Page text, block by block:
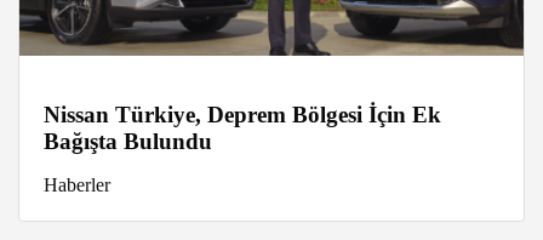
Nissan Türkiye, Deprem Bölgesi İçin Ek
Bağışta Bulundu
Haberler